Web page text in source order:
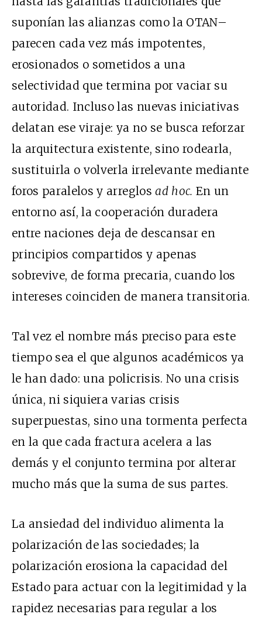
suponían las alianzas como la OTAN–
parecen cada vez más impotentes,
erosionados o sometidos a una
selectividad que termina por vaciar su
autoridad. Incluso las nuevas iniciativas
delatan ese viraje: ya no se busca reforzar
la arquitectura existente, sino rodearla,
sustituirla o volverla irrelevante mediante
foros paralelos y arreglosad hoc. En un
entorno así, la cooperación duradera
entre naciones deja de descansar en
principios compartidos y apenas
sobrevive, de forma precaria, cuando los
intereses coinciden de manera transitoria.
Tal vez el nombre más preciso para este
tiempo sea el que algunos académicos ya
le han dado: una policrisis. No una crisis
única, ni siquiera varias crisis
superpuestas, sino una tormenta perfecta
en la que cada fractura acelera a las
demás y el conjunto termina por alterar
mucho más que la suma de sus partes.
La ansiedad del individuo alimenta la
polarización de las sociedades; la
polarización erosiona la capacidad del
Estado para actuar con la legitimidad y la
rapidez necesarias para regular a los